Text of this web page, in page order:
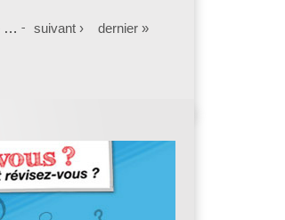
… suivant › dernier »